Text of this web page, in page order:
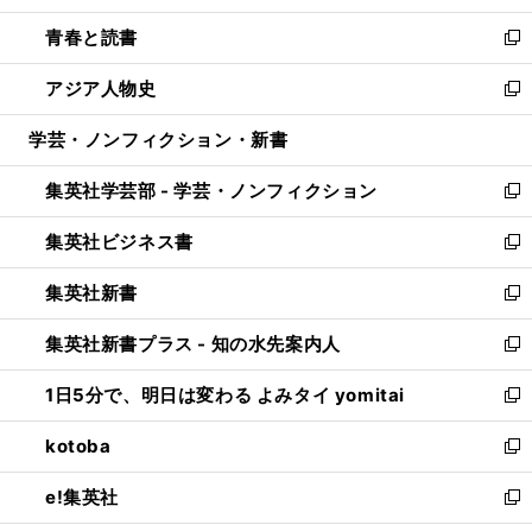
ウ
で
開
く
ン
ド
ウ
で
開
ウ
ィ
ン
ド
ウ
開
く
し
い
ウ
ィ
ン
ウ
で
開
く
青春と読書
新
し
い
ウ
ン
ド
ウ
で
開
く
アジア人物史
新
し
ウ
ィ
ン
ド
ウ
で
開
く
学芸・ノンフィクション・新書
集英社学芸部 - 学芸・ノンフィクション
新
し
い
ウ
ィ
ン
ド
ウ
で
開
く
集英社ビジネス書
新
し
い
ウ
ィ
ン
ド
ウ
で
開
く
集英社新書
新
し
い
ウ
ィ
ン
ド
ウ
で
集英社新書プラス - 知の水先案内人
新
し
い
ウ
ィ
ン
ド
1日5分で、明日は変わる よみタイ yomitai
新
し
い
ウ
ィ
kotoba
新
し
い
e!集英社
新